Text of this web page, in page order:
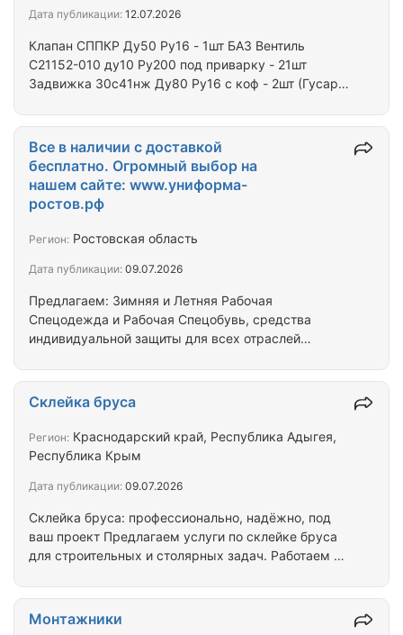
Клапан СППКР Ду50 Ру16 - 1шт БАЗ Вентиль
С21152-010 ду10 Ру200 под приварку - 21шт
Задвижка 30с41нж Ду80 Ру16 с коф - 2шт (Гусаръ)
50х10 - 1шт Вентиль 15с52нж9 Ду15 ру63 - 10шт
Вентиль 15с52нж11 ду15 Ру63 под приварку - 50шт
Фланец нержавеющий ст.12х18н10т 3-150-16 - 2шт
Фланец нержавеющий ст.12х18н10т 1-100-16 - 4шт
Фланец нержавеющий ст.12х18н10т - 2шт Фланец
плоский ст.14х17н2 гост 1255-6781 -…
Дата публикации: 12.07.2026
Предлагаем: Зимняя и Летняя Рабочая
Спецодежда и Рабочая Спецобувь, средства
индивидуальной защиты для всех отраслей
структур, Спецодежду и Спецобувь для дорожных
работ, Спецодежду и Спецобувь для сферы
медицины, Спецодежду и Спецобувь для сферы
торговли и услуг, Спецодежду и Спецобувь для
Спецодежду и Спецобувь для сотрудников АЗС,
Все в наличии с доставкой
бесплатно. Огромный выбор на
нашем сайте: www.униформа-
ростов.рф
Регион: Ростовская область
Дата публикации: 09.07.2026
Склейка бруса: профессионально, надёжно, под
ваш проект Предлагаем услуги по склейке бруса
для строительных и столярных задач. Работаем с
вариант под ваши требования. Что делаем:
Склейка бруса
Регион: Краснодарский край, Республика Адыгея,
Республика Крым
Дата публикации: 09.07.2026
Монтажники